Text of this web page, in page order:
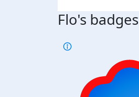
Flo's badges